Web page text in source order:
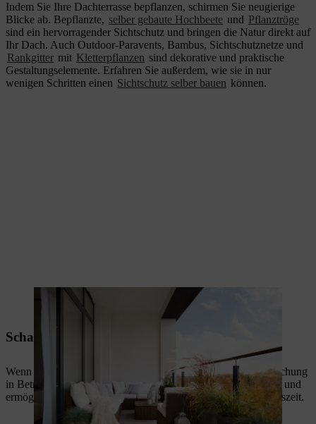
Indem Sie Ihre Dachterrasse bepflanzen, schirmen Sie neugierige
Blicke ab. Bepflanzte, selber gebaute Hochbeete und Pflanztröge
sind ein hervorragender Sichtschutz und bringen die Natur direkt auf
Ihr Dach. Auch Outdoor-Paravents, Bambus, Sichtschutznetze und
Rankgitter mit Kletterpflanzen sind dekorative und praktische
Gestaltungselemente. Erfahren Sie außerdem, wie sie in nur
wenigen Schritten einen Sichtschutz selber bauen können.
So könnten Sie Ihre Dachterrasse gestalten: Pflanztröge bieten einen
ausgezeichneten Sichtschutz.
Schattenspender und Sonnenschutz
Wenn Sie eine Dachterrasse gestalten, sollten Sie eine Überdachung
in Betracht ziehen. Diese spendet an sonnigen Tagen Schatten und
ermöglicht den Aufenthalt auf der Terrasse sogar in der Mittagszeit.